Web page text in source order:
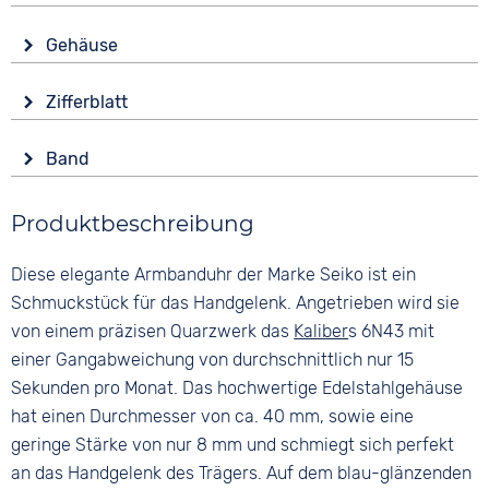
Batterie (Quarz)
Funktionen
Datumsanzeige
Wasserdicht
Gehäuse
Saphirglas
Form
Rund
Material
Farbe
Silber
Zifferblatt
Analog
Blau
Ziffern
Keine
Band
Silber
Material
Bandschließe
Faltschließe
Produktbeschreibung
Diese elegante Armbanduhr der Marke Seiko ist ein
Schmuckstück für das Handgelenk. Angetrieben wird sie
von einem präzisen Quarzwerk das Kalibers 6N43 mit
einer Gangabweichung von durchschnittlich nur 15
Sekunden pro Monat. Das hochwertige Edelstahlgehäuse
hat einen Durchmesser von ca. 40 mm, sowie eine
geringe Stärke von nur 8 mm und schmiegt sich perfekt
an das Handgelenk des Trägers. Auf dem blau-glänzenden